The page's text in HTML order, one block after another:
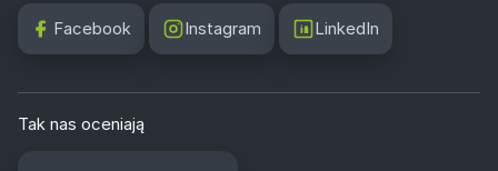
Facebook Instagram LinkedIn
Tak nas oceniają